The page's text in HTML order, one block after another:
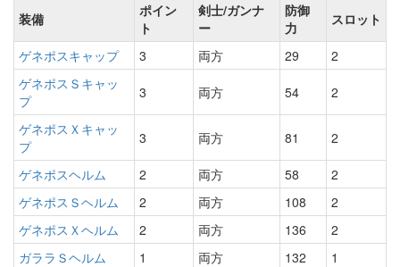
装備
ポイン
ト
剣士/ガンナ
ー
防御
力
スロット
ゲネポスキャップ 3 両方 29
2
ゲネポスＳキャッ
プ
3 両方 54 2
ゲネポスＸキャッ
プ
3 両方 81 2
ゲネポスヘルム 2 両方 58
2
ゲネポスＳヘルム
2 両方 108
2
ゲネポスＸヘルム
2 両方 136
2
ガララＳヘルム
1 両方 132
1